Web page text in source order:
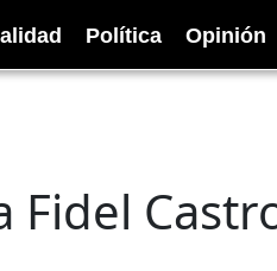
Política Opinión
Fidel